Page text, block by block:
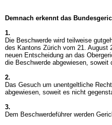
Demnach erkennt das
1.
Die Beschwerde wird teilweise
des Kantons Zürich vom 21. August
neuen Entscheidung an das
die Beschwerde abgewiesen, soweit
2.
Das Gesuch um unentgeltliche
abgewiesen, soweit es nicht
3.
Dem Beschwerdeführer werden